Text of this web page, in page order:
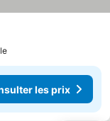
les prix